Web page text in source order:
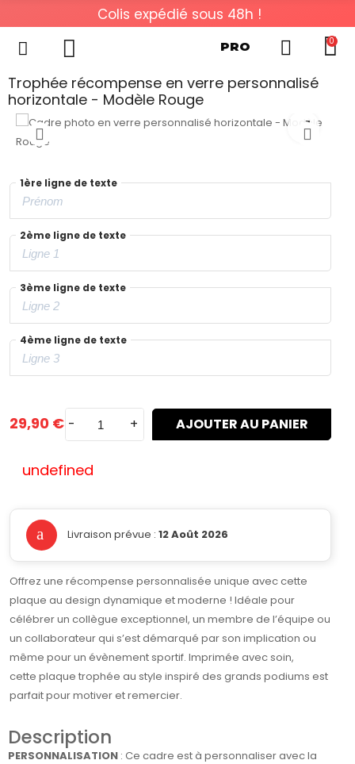
Colis expédié sous 48h !
PRO 0
Trophée récompense en verre personnalisé
horizontale - Modèle Rouge
1ère ligne de texte
2ème ligne de texte
3ème ligne de texte
4ème ligne de texte
29,90 € - + AJOUTER AU PANIER
undefined
Livraison prévue : 12 Août 2026
Offrez une récompense personnalisée unique avec cette
plaque au design dynamique et moderne ! Idéale pour
célébrer un collègue exceptionnel, un membre de l’équipe ou
un collaborateur qui s’est démarqué par son implication ou
même pour un évènement sportif. Imprimée avec soin,
cette plaque trophée au style inspiré des grands podiums est
parfait pour motiver et remercier.
Description
PERSONNALISATION : Ce cadre est à personnaliser avec la